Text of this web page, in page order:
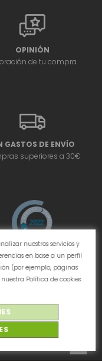
nuestros servicios y
en base a un perfil
(por ejemplo, páginas
Política de cookies
OPINIÓN
de tu compra
GASTOS DE ENVÍO
superiores a 30€